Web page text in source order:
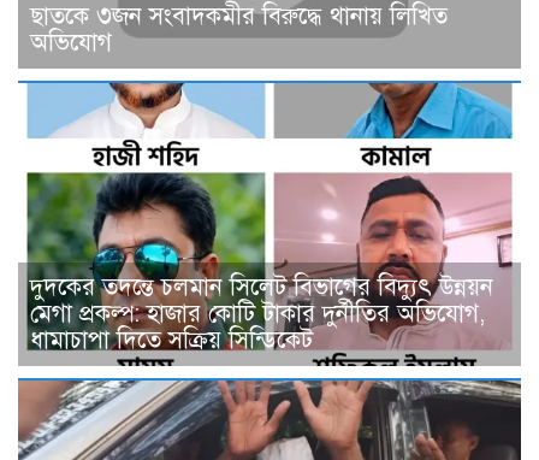
ছাত‌কে ৩জন সংবাদকমীর বিরু‌দ্ধে থানায় লিখিত
অভিযোগ
দুদকের তদন্তে চলমান সিলেট বিভাগের বিদ্যুৎ উন্নয়ন
মেগা প্রকল্প: হাজার কোটি টাকার দুর্নীতির অভিযোগ,
ধামাচাপা দিতে সক্রিয় সিন্ডিকেট